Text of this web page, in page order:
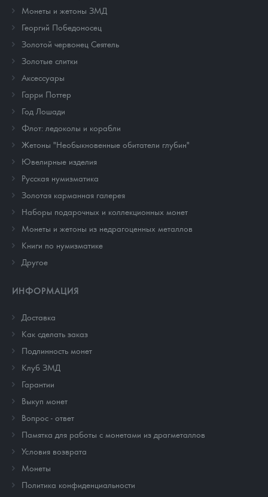
Монеты и жетоны ЗМД
Георгий Победоносец
Золотой червонец Сеятель
Золотые слитки
Аксессуары
Гарри Поттер
Год Лошади
Флот: ледоколы и корабли
Жетоны "Необыкновенные обитатели глубин"
Ювелирные изделия
Русская нумизматика
Золотая карманная галерея
Наборы подарочных и коллекционных монет
Монеты и жетоны из недрагоценных металлов
Книги по нумизматике
Другое
ИНФОРМАЦИЯ
Доставка
Как сделать заказ
Подлинность монет
Клуб ЗМД
Гарантии
Выкуп монет
Вопрос - ответ
Памятка для работы с монетами из драгметаллов
Условия возврата
Монеты
Политика конфиденциальности